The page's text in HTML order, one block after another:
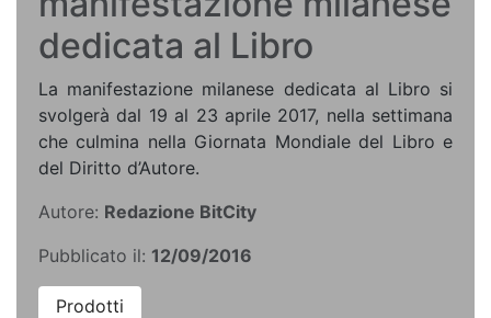
dedicata al Libro
La manifestazione milanese dedicata al Libro si
svolgerà dal 19 al 23 aprile 2017, nella settimana
che culmina nella Giornata Mondiale del Libro e
del Diritto d’Autore.
Autore: Redazione BitCity
Pubblicato il: 12/09/2016
Prodotti